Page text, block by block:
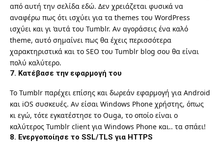
από αυτή την σελίδα εδώ. Δεν χρειάζεται φυσικά να
αναφέρω πως ότι ισχύει για τα themes του WordPress
ισχύει και γι ‘αυτά του Tumblr. Αν αγοράσεις ένα καλό
theme, αυτό σημαίνει πως θα έχεις περισσότερα
χαρακτηριστικά και το SEO του Tumblr blog σου θα είναι
πολύ καλύτερο.
7. Κατέβασε την εφαρμογή του
Το Tumblr παρέχει επίσης και δωρεάν εφαρμογή για Android
και iOS συσκευές. Αν είσαι Windows Phone χρήστης, όπως
κι εγώ, τότε εγκατέστησε το Ouga, το οποίο είναι ο
καλύτερος Tumblr client για Windows Phone και.. τα σπάει!
8. Ενεργοποίησε το SSL/TLS για HTTPS